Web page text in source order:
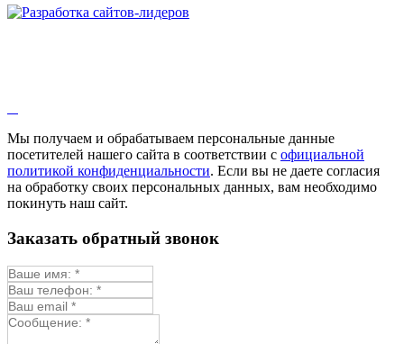
Змееголовник
Мыльнянка
Мята
Овсяный корень
Огуречная трава
Пустырник
Репешок
Синюха
Смесь лекарственных
Мы получаем и обрабатываем персональные данные
посетителей нашего сайта в соответствии с официальной
политикой конфиденциальности. Если вы не даете согласия
на обработку своих персональных данных, вам необходимо
покинуть наш сайт.
Заказать обратный звонок